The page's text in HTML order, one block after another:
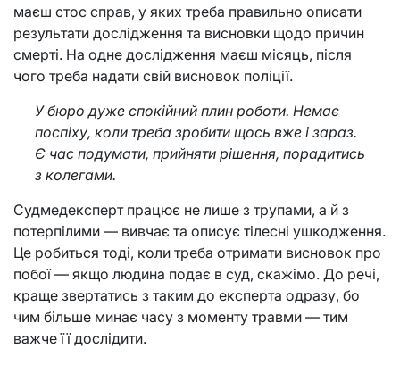
маєш стос справ, у яких треба правильно описати
результати дослідження та висновки щодо причин
смерті. На одне дослідження маєш місяць, після
чого треба надати свій висновок поліції.
У бюро дуже спокійний плин роботи. Немає
поспіху, коли треба зробити щось вже і зараз.
Є час подумати, прийняти рішення, порадитись
з колегами.
Судмедексперт працює не лише з трупами, а й з
потерпілими — вивчає та описує тілесні ушкодження.
Це робиться тоді, коли треба отримати висновок про
побої — якщо людина подає в суд, скажімо. До речі,
краще звертатись з таким до експерта одразу, бо
чим більше минає часу з моменту травми — тим
важче її дослідити.